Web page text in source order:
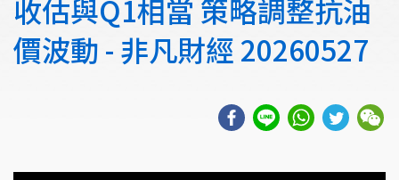
收估與Q1相當 策略調整抗油
價波動 - 非凡財經 20260527